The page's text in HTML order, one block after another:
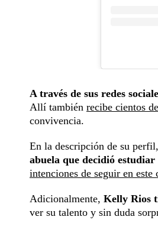
A través de sus redes
Allí también recibe cientos
convivencia.
En la descripción de su
abuela que decidió estudiar
intenciones de seguir en este
Adicionalmente, Kelly Rios
ver su talento y sin duda